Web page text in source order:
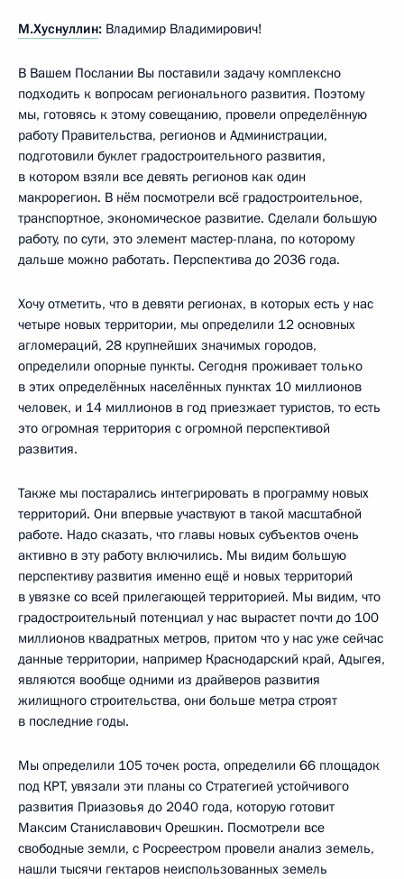
М.Хуснуллин: Владимир Владимирович!
В Вашем Послании Вы поставили задачу комплексно
подходить к вопросам регионального развития. Поэтому
мы, готовясь к этому совещанию, провели определённую
работу Правительства, регионов и Администрации,
подготовили буклет градостроительного развития,
в котором взяли все девять регионов как один
макрорегион. В нём посмотрели всё градостроительное,
транспортное, экономическое развитие. Сделали большую
работу, по сути, это элемент мастер-плана, по которому
дальше можно работать. Перспектива до 2036 года.
Хочу отметить, что в девяти регионах, в которых есть у нас
четыре новых территории, мы определили 12 основных
агломераций, 28 крупнейших значимых городов,
определили опорные пункты. Сегодня проживает только
в этих определённых населённых пунктах 10 миллионов
человек, и 14 миллионов в год приезжает туристов, то есть
это огромная территория с огромной перспективой
развития.
Также мы постарались интегрировать в программу новых
территорий. Они впервые участвуют в такой масштабной
работе. Надо сказать, что главы новых субъектов очень
активно в эту работу включились. Мы видим большую
перспективу развития именно ещё и новых территорий
в увязке со всей прилегающей территорией. Мы видим, что
градостроительный потенциал у нас вырастет почти до 100
миллионов квадратных метров, притом что у нас уже сейчас
данные территории, например Краснодарский край, Адыгея,
являются вообще одними из драйверов развития
жилищного строительства, они больше метра строят
в последние годы.
Мы определили 105 точек роста, определили 66 площадок
под КРТ, увязали эти планы со Стратегией устойчивого
развития Приазовья до 2040 года, которую готовит
Максим Станиславович Орешкин. Посмотрели все
свободные земли, с Росреестром провели анализ земель,
нашли тысячи гектаров неиспользованных земель